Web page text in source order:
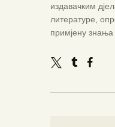
издавачким
литературе,
примјену знања